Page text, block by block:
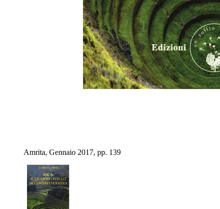
Amrita, Gennaio 2017, pp. 139